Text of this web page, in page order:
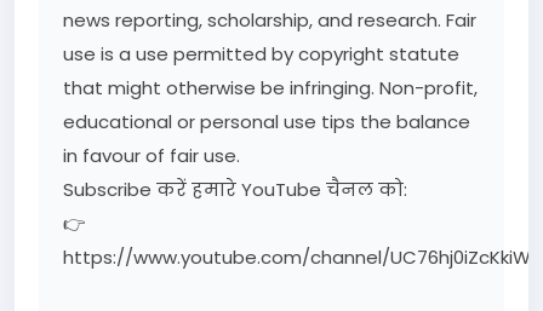
news reporting, scholarship, and research. Fair
use is a use permitted by copyright statute
that might otherwise be infringing. Non-profit,
educational or personal use tips the balance
in favour of fair use.
Subscribe करें हमारे YouTube चैनल को:
👉
https://www.youtube.com/channel/